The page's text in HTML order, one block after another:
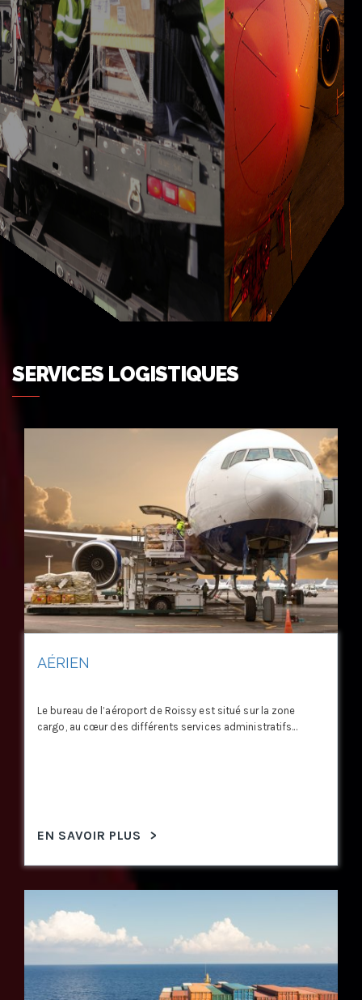
SERVICES LOGISTIQUES
AÉRIEN
Le bureau de l’aéroport de Roissy est situé sur la zone
cargo, au cœur des différents services administratifs...
EN SAVOIR PLUS >